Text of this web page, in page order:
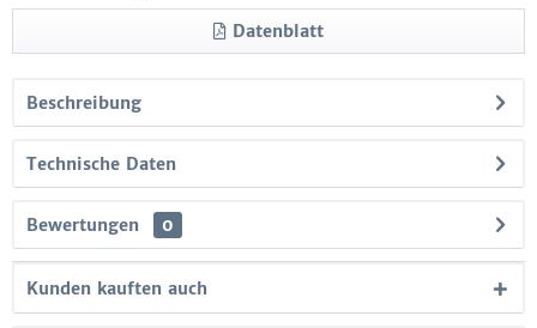
Datenblatt
Beschreibung
Technische Daten
Bewertungen 0
Kunden kauften auch